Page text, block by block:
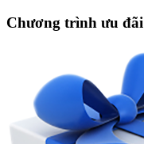
Chương trình ưu